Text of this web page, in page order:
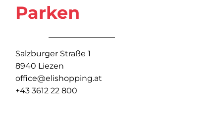
Parken
Salzburger Straße 1
8940 Liezen
office@elishopping.at
+43 3612 22 800